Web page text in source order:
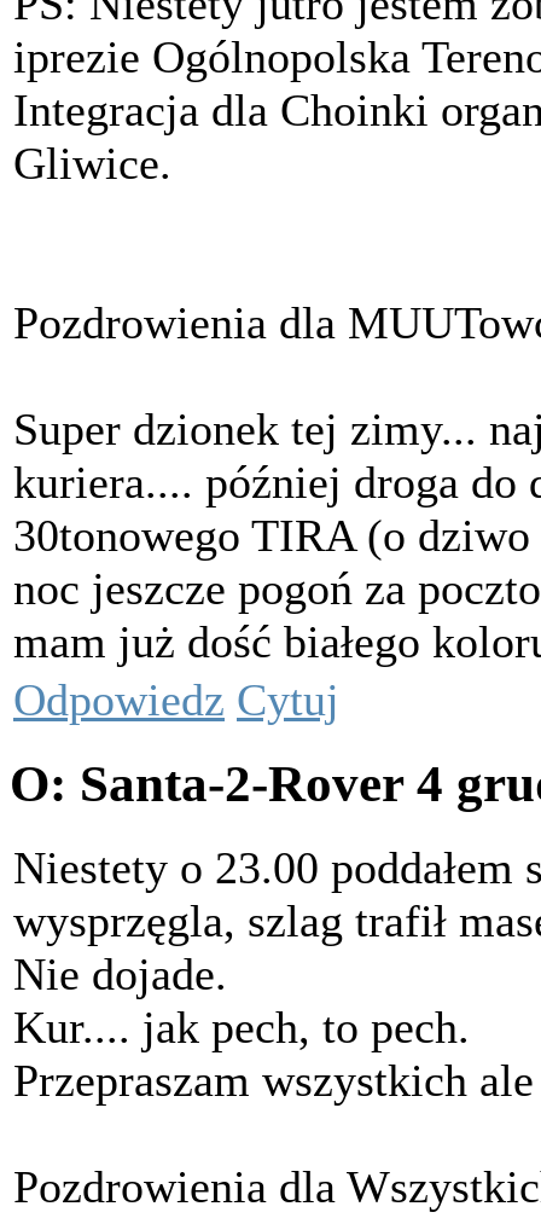
iprezie Ogólnopolska
Integracja dla Choinki
Gliwice.
Pozdrowienia dla
Super dzionek tej zimy...
kuriera.... później droga do
30tonowego TIRA (o dziwo
noc jeszcze pogoń za
mam już dość białego
Odpowiedz Cytuj
O: Santa-2-Rover 4
Niestety o 23.00 poddałem
wysprzęgla, szlag trafił
Nie dojade.
Kur.... jak pech, to pech.
Przepraszam wszystkich
Pozdrowienia dla